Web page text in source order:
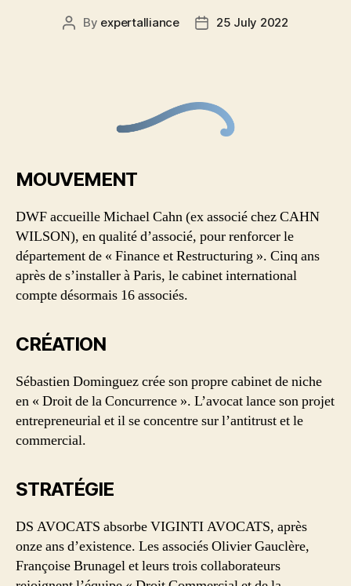
By expertalliance 25 July 2022
MOUVEMENT
DWF accueille Michael Cahn (ex associé chez CAHN
WILSON), en qualité d’associé, pour renforcer le
département de « Finance et Restructuring ». Cinq ans
après de s’installer à Paris, le cabinet international
compte désormais 16 associés.
CRÉATION
Sébastien Dominguez crée son propre cabinet de niche
en « Droit de la Concurrence ». L’avocat lance son projet
entrepreneurial et il se concentre sur l’antitrust et le
commercial.
STRATÉGIE
DS AVOCATS absorbe VIGINTI AVOCATS, après
onze ans d’existence. Les associés Olivier Gauclère,
Françoise Brunagel et leurs trois collaborateurs